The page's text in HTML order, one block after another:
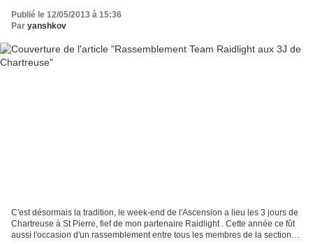
Publié le 12/05/2013 à 15:36
Par yanshkov
C'est désormais la tradition, le week-end de l'Ascension a lieu les 3 jours de
Chartreuse à St Pierre, fief de mon partenaire Raidlight . Cette année ce fût
aussi l'occasion d'un rassemblement entre tous les membres de la section